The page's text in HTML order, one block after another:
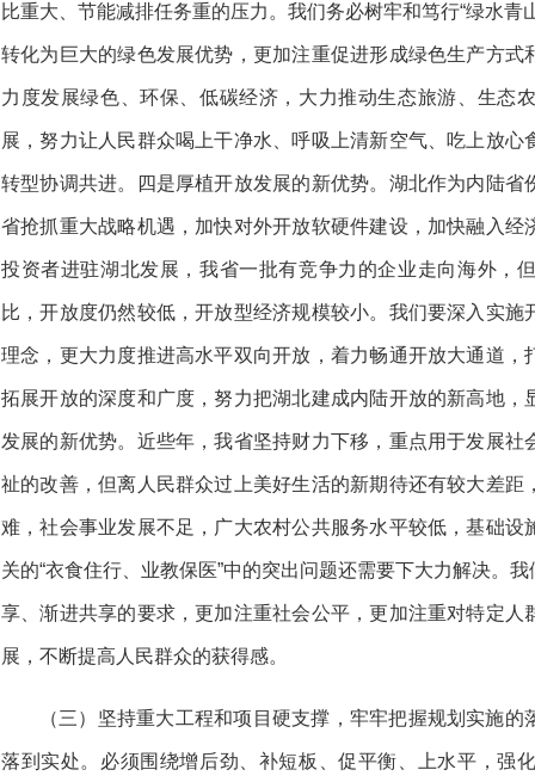
比重大、节能减排任务重的压力。我们务必树牢和笃行“绿水青
转化为巨大的绿色发展优势，更加注重促进形成绿色生产方
力度发展绿色、环保、低碳经济，大力推动生态旅游、生态
展，努力让人民群众喝上干净水、呼吸上清新空气、吃上放
转型协调共进。四是厚植开放发展的新优势。湖北作为内陆
省抢抓重大战略机遇，加快对外开放软硬件建设，加快融入
投资者进驻湖北发展，我省一批有竞争力的企业走向海外，
比，开放度仍然较低，开放型经济规模较小。我们要深入实
理念，更大力度推进高水平双向开放，着力畅通开放大通道
拓展开放的深度和广度，努力把湖北建成内陆开放的新高地
发展的新优势。近些年，我省坚持财力下移，重点用于发展
祉的改善，但离人民群众过上美好生活的新期待还有较大差
难，社会事业发展不足，广大农村公共服务水平较低，基础
关的“衣食住行、业教保医”中的突出问题还需要下大力解决。
享、渐进共享的要求，更加注重社会公平，更加注重对特定
展，不断提高人民群众的获得感。
（三）坚持重大工程和项目硬支撑，牢牢把握规划实施
落到实处。必须围绕增后劲、补短板、促平衡、上水平，强